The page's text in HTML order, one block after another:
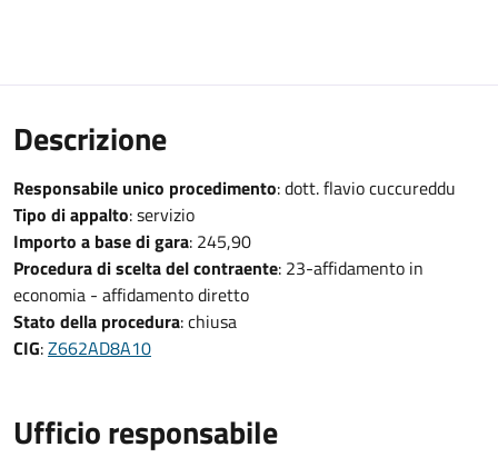
Descrizione
Responsabile unico procedimento: dott. flavio cuccureddu
Tipo di appalto: servizio
Importo a base di gara: 245,90
Procedura di scelta del contraente: 23-affidamento in
economia - affidamento diretto
Stato della procedura: chiusa
CIG:Z662AD8A10
Ufficio responsabile